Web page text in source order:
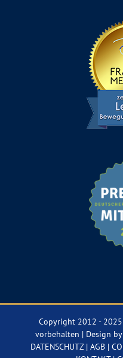
Copyright 2012 -
vorbehalten | Design by
DATENSCHUTZ| AGB |